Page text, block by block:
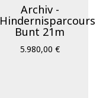
Archiv -
Hindernisparcours
Bunt 21m
5.980,00 €